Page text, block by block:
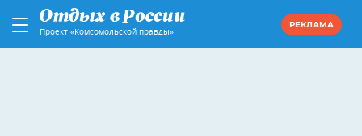
Проект «Комсомольской правды»
РЕКЛАМА